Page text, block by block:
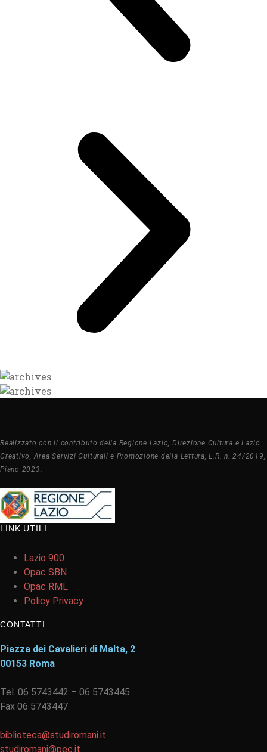
Realizzato con il contributo della Regione Lazio, Direzione Cultura e Lazio
Creativo, Area Servizi Culturali e Promozione della Lettura, L.R. n. 24/2019,
Piano 2023.
LINK UTILI
Lazio 900
Opac SBN
Opac RML
Policy Privacy
CONTATTI
Piazza dei Cavalieri di Malta, 2
00153 Roma
Tel. 06 5743442 – 06 5743445
Fax 06 5743447
biblioteca@studiromani.it
studiromani@pec.it